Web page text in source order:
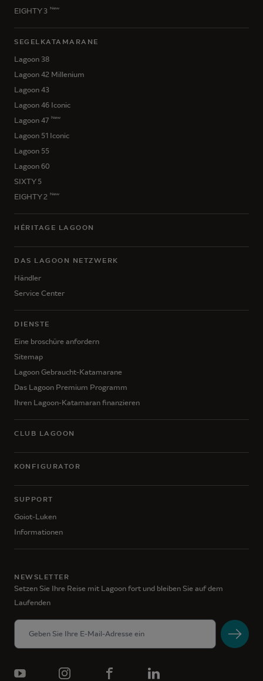
EIGHTY 3 New
SEGELKATAMARANE
Lagoon 38
Lagoon 42 Millenium
Lagoon 43
Lagoon 46 Iconic
Lagoon 47 New
Lagoon 51 Iconic
Lagoon 55
Lagoon 60
SIXTY 5
EIGHTY 2
New
HÉRITAGE LAGOON
DAS LAGOON NETZWERK
Händler
Service Center
DIENSTE
Eine broschüre anfordern
Sitemap
Lagoon Gebraucht-Katamarane
Das Lagoon Premium Programm
Ihren Lagoon-Katamaran finanzieren
CLUB LAGOON
KONFIGURATOR
SUPPORT
Goiot-Luken
Informationen
NEWSLETTER
Setzen Sie Ihre Reise mit Lagoon fort und bleiben Sie auf dem
Laufenden